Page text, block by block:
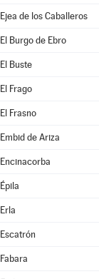
Ejea de los Caballeros
El Burgo de Ebro
El Buste
El Frago
El Frasno
Embid de Ariza
Encinacorba
Épila
Erla
Escatrón
Fabara